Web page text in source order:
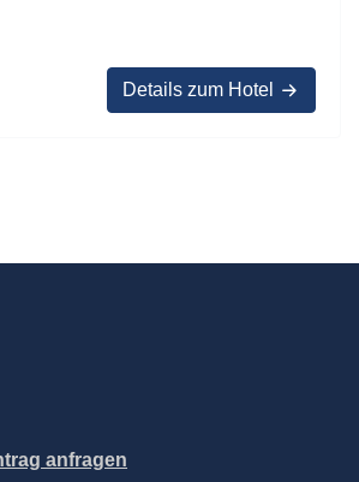
Details zum Hotel
anfragen